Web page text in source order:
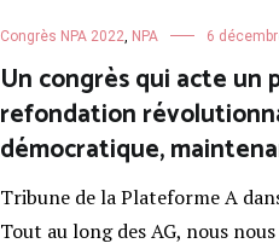
Congrès NPA 2022, NPA 6
Un congrès qui acte un
refondation
démocratique,
Tribune de la Plateforme A
Tout au long des AG, nous